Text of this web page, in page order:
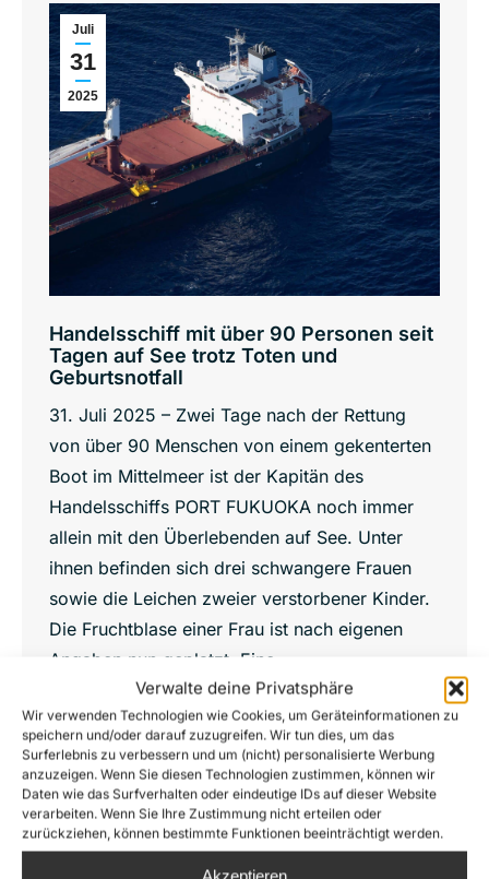
Verwalte deine Privatsphäre
Wir verwenden Technologien wie Cookies, um Geräteinformationen zu
speichern und/oder darauf zuzugreifen. Wir tun dies, um das
Surferlebnis zu verbessern und um (nicht) personalisierte Werbung
anzuzeigen. Wenn Sie diesen Technologien zustimmen, können wir
Daten wie das Surfverhalten oder eindeutige IDs auf dieser Website
verarbeiten. Wenn Sie Ihre Zustimmung nicht erteilen oder
zurückziehen, können bestimmte Funktionen beeinträchtigt werden.
Akzeptieren
Juli
31
2025
Handelsschiff mit über 90 Personen seit
Tagen auf See trotz Toten und
Geburtsnotfall
31. Juli 2025 – Zwei Tage nach der Rettung
von über 90 Menschen von einem gekenterten
Boot im Mittelmeer ist der Kapitän des
Handelsschiffs PORT FUKUOKA noch immer
allein mit den Überlebenden auf See. Unter
ihnen befinden sich drei schwangere Frauen
sowie die Leichen zweier verstorbener Kinder.
Die Fruchtblase einer Frau ist nach eigenen
Angaben nun geplatzt. Eine…
Juni
24